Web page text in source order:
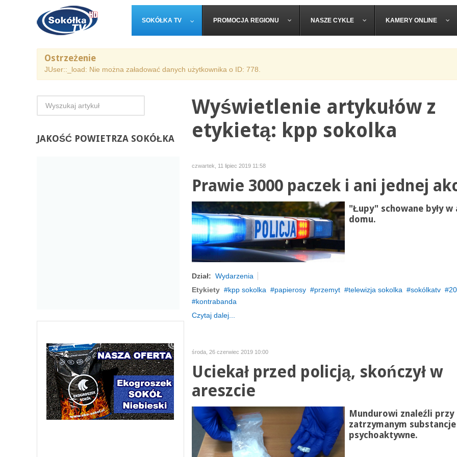
SOKÓŁKA TV PROMOCJA REGIONU NASZE CYKLE KAMERY ONLINE
Ostrzeżenie
JUser::_load: Nie można załadować danych użytkownika o ID: 778.
Wyświetlenie artykułów z
etykietą: kpp sokolka
czwartek, 11 lipiec 2019 11:58
Prawie 3000 paczek i ani jednej
"Łupy" schowane były w
domu.
Dział: Wydarzenia
Etykiety
kpp sokolka papierosy przemyt telewizja sokolka sokólkatv
kontrabanda
Czytaj dalej...
środa, 26 czerwiec 2019 10:00
Uciekał przed policją, skończył w
areszcie
Mundurowi znaleźli przy
zatrzymanym substancje
psychoaktywne.
JAKOŚĆ POWIETRZA SOKÓŁKA